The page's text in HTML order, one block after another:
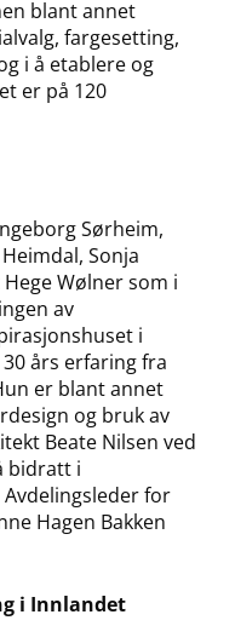
blant annet
fargesetting,
i å etablere og
er på 120
Sørheim,
Sonja
Wølner som i
av
i
års erfaring fra
er blant annet
og bruk av
Beate Nilsen ved
bidratt i
for
Hagen Bakken
i Innlandet